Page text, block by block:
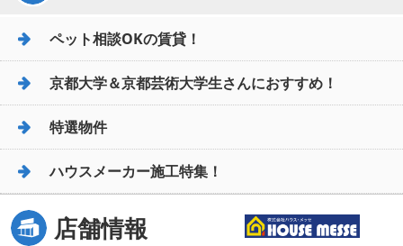
ペット相談OKの賃貸！
京都大学＆京都芸術大学生さんにおすすめ！
特選物件
ハウスメーカー施工特集！
店舗情報